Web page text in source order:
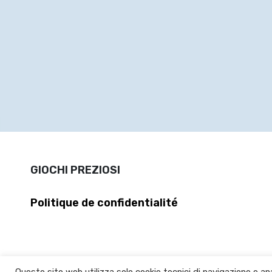
GIOCHI PREZIOSI
Politique de confidentialité